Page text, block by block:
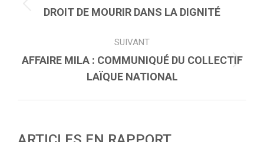
Article
:
DROIT DE MOURIR DANS LA DIGNITÉ
SUIVANT
Article
suivant
:
AFFAIRE MILA : COMMUNIQUÉ DU COLLECTIF
LAÏQUE NATIONAL